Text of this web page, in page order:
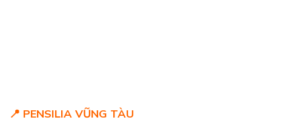
📍 PENSILIA VŨNG TÀU